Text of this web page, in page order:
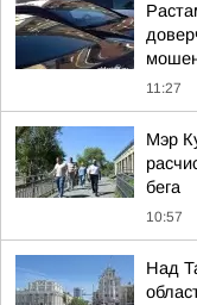
11:27
Мэр
бега
10:57
Над